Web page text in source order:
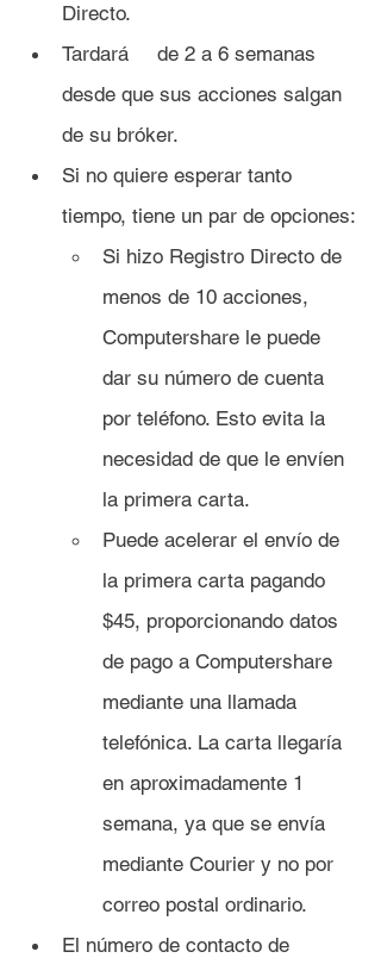
Directo.
Tardará 	de 2 a 6 semanas
desde que sus acciones salgan
de su bróker.
Si no quiere esperar tanto
tiempo, tiene un par de opciones:
Si hizo Registro Directo de
menos de 10 acciones,
Computershare le puede
dar su número de cuenta
por teléfono. Esto evita la
necesidad de que le envíen
la primera carta.
Puede acelerar el envío de
la primera carta pagando
$45, proporcionando datos
de pago a Computershare
mediante una llamada
telefónica. La carta llegaría
en aproximadamente 1
semana, ya que se envía
mediante Courier y no por
correo postal ordinario.
El número de contacto de